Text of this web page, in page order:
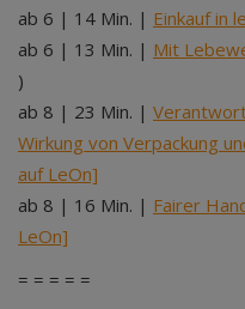
ab 6 | 14 Min. | Einkauf in
ab 6 | 13 Min. | Mit
)
ab 8 | 23 Min. |
Wirkung von Verpackung
auf LeOn]
ab 8 | 16 Min. | Fairer
LeOn]
= = = = =